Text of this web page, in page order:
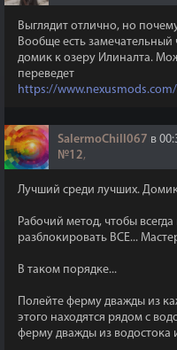
Выглядит отлично, но
Вообще есть
домик к озеру Илиналта.
переведет
https://
SalermoChill067 в
№12,
Лучший среди лучших.
Рабочий метод, чтобы
разблокировать ВСЕ...
В таком порядке...
Полейте ферму дважды из
этого находятся рядом с
ферму дважды из водостока